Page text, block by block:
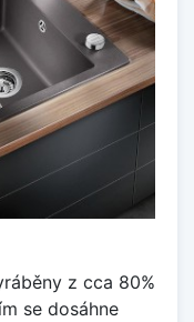
z cca 80%
se dosáhne